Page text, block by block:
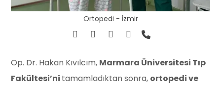
Ortopedi - İzmir
Op. Dr. Hakan Kıvılcım, Marmara Üniversitesi Tıp
Fakültesi’ni tamamladıktan sonra, ortopedi ve